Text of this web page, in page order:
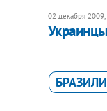
02 декабря 2009,